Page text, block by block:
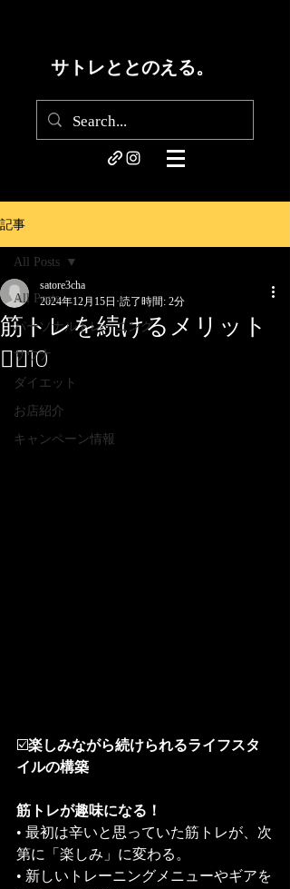
サトレととのえる。
記事
All Posts
パーソナルトレーニング
サウナ
ダイエット
お店紹介
キャンペーン情報
All Posts
筋トレを続けるメリット
🏋🏽10
satore3cha
2024年12月15日 読了時間: 2分
☑️楽しみながら続けられるライフスタ
イルの構築
筋トレが趣味になる！
• 最初は辛いと思っていた筋トレが、次
第に「楽しみ」に変わる。
• 新しいトレーニングメニューやギアを